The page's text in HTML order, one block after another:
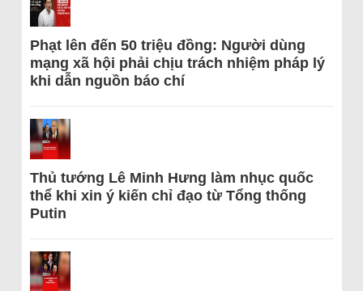
Phạt lên đến 50 triệu đồng: Người dùng
mạng xã hội phải chịu trách nhiệm pháp lý
khi dẫn nguồn báo chí
Thủ tướng Lê Minh Hưng làm nhục quốc
thể khi xin ý kiến chỉ đạo từ Tổng thống
Putin